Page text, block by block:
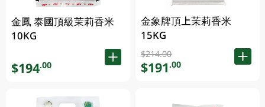
金鳳 泰國頂級茉莉香米
10KG
$194.00
金象牌頂上茉莉香米
15KG
$214.00
$191.00